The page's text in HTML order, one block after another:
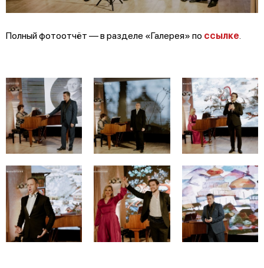
Полный фотоотчёт — в разделе «Галерея» по ссылке